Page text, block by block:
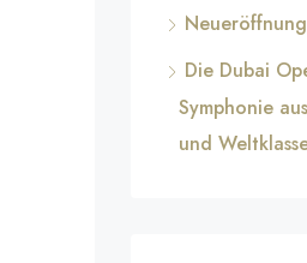
Die Dubai
Symphonie
und